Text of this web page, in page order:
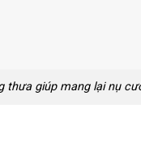
thưa giúp mang lại nụ